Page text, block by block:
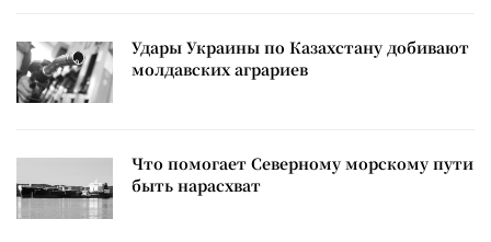
Удары Украины по Казахстану добивают
молдавских аграриев
Что помогает Северному морскому пути
быть нарасхват